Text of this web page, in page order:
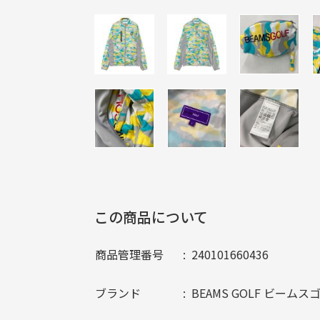
この商品について
商品管理番号 240101660436
ブランド BEAMS GOLF ビームス